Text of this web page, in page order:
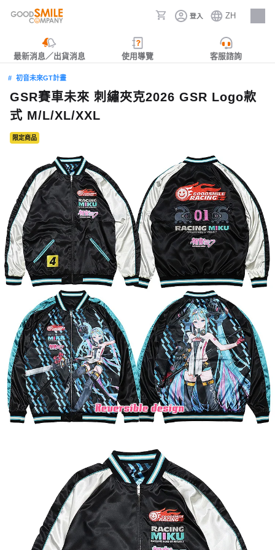
登入 ZH
人才招募
最新消息／出貨消息 使用導覽 客服諮詢
初音未來GT計畫
GSR賽車未來 刺繡夾克2026 GSR Logo款
式 M/L/XL/XXL
限定商品